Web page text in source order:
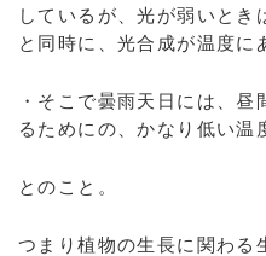
しているが、光が弱いとき
と同時に、光合成が温度に
・そこで曇雨天日には、昼
るためにの、かなり低い温
とのこと。
つまり植物の生長に関わる